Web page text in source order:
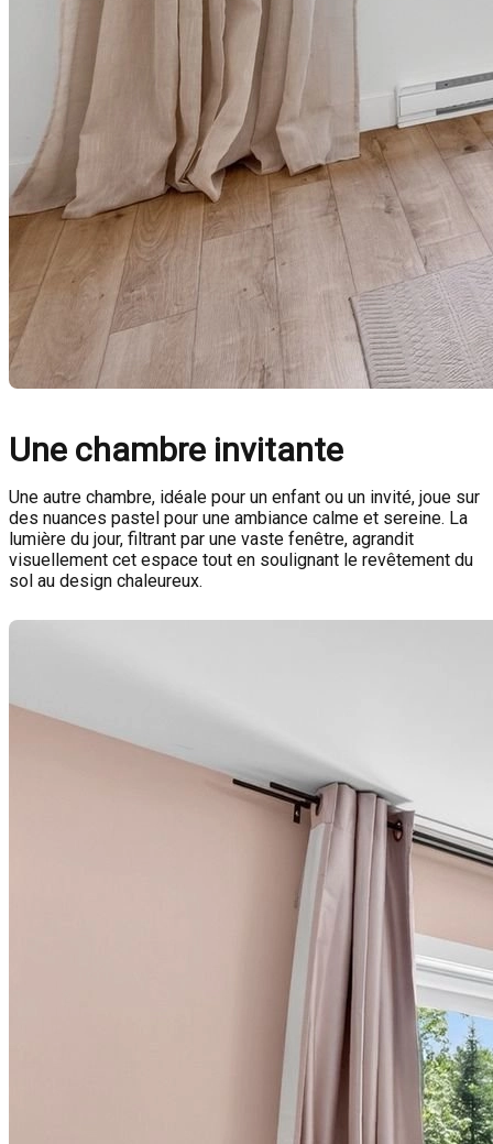
Une chambre invitante
Une autre chambre, idéale pour un enfant ou un invité, joue sur
des nuances pastel pour une ambiance calme et sereine. La
lumière du jour, filtrant par une vaste fenêtre, agrandit
visuellement cet espace tout en soulignant le revêtement du
sol au design chaleureux.